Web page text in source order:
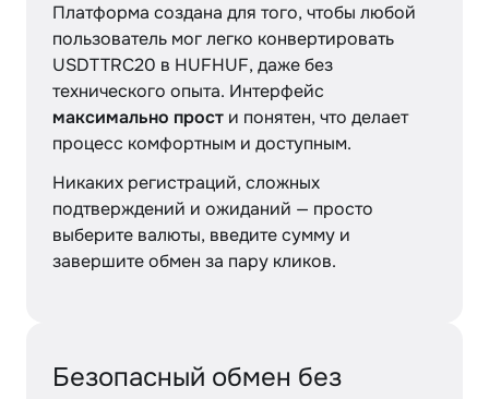
Платформа создана для того, чтобы любой
пользователь мог легко конвертировать
USDTTRC20 в HUFHUF, даже без
технического опыта. Интерфейс
максимально прост и понятен, что делает
процесс комфортным и доступным.
Никаких регистраций, сложных
подтверждений и ожиданий — просто
выберите валюты, введите сумму и
завершите обмен за пару кликов.
Безопасный обмен без